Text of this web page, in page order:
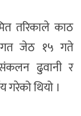
तरिकाले काठ
गत जेठ १५ गते
संकलन ढुवानी र
गरेको थियो ।